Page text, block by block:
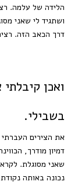
הלידה של עלמה.
ושתגיד לי שאני
דרך הכאב הזה.
ואכן
בשבילי.
את הצירים העברתי
דמיון מודרך,
שאני מסוגלת.
נכונה באותה